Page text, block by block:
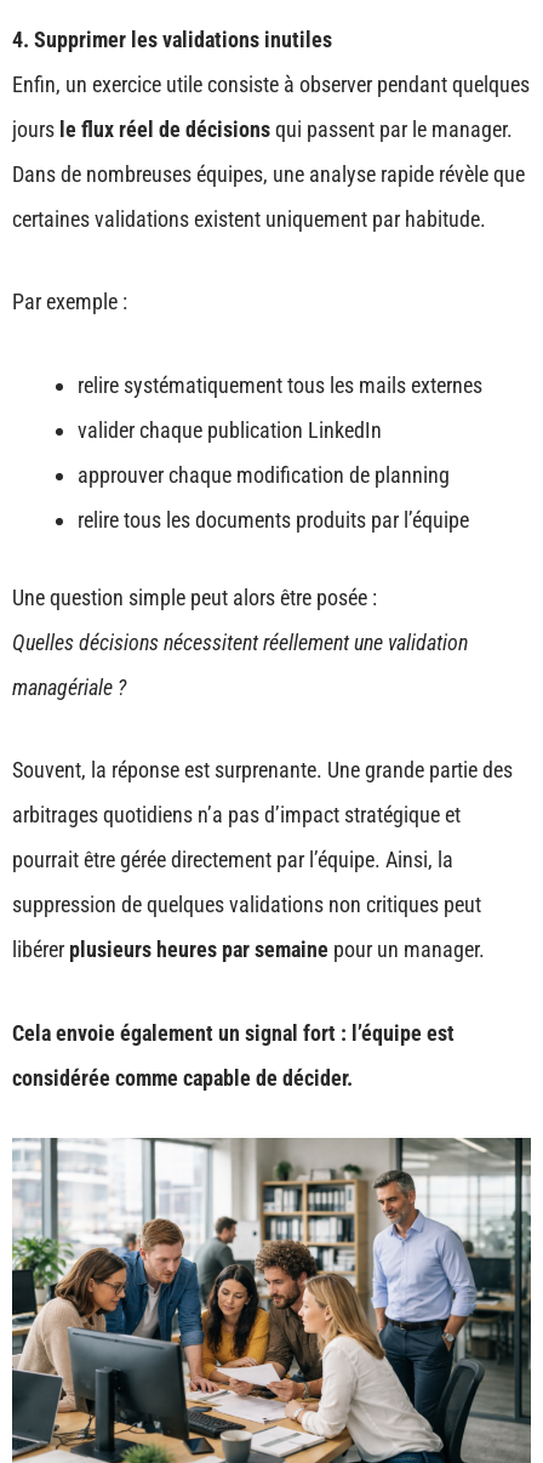
4. Supprimer les validations inutiles
Enfin, un exercice utile consiste à observer pendant quelques
jours le flux réel de décisionsqui passent par le manager.
Dans de nombreuses équipes, une analyse rapide révèle que
certaines validations existent uniquement par habitude.
Par exemple :
relire systématiquement tous les mails externes
valider chaque publication LinkedIn
approuver chaque modification de planning
relire tous les documents produits par l’équipe
Une question simple peut alors être posée :
Quelles décisions nécessitent réellement une validation
managériale ?
Souvent, la réponse est surprenante. Une grande partie des
arbitrages quotidiens n’a pas d’impact stratégique et
pourrait être gérée directement par l’équipe. Ainsi, la
suppression de quelques validations non critiques peut
libérer plusieurs heures par semaine pour un manager.
Cela envoie également un signal fort : l’équipe est
considérée comme capable de décider.